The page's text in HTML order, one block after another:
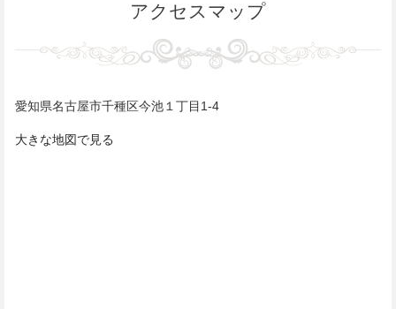
アクセスマップ
愛知県名古屋市千種区今池１丁目1-4
大きな地図で見る